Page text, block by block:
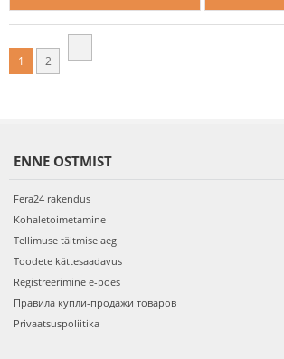
1 2
ENNE OSTMIST
Fera24 rakendus
Kohaletoimetamine
Tellimuse täitmise aeg
Toodete kättesaadavus
Registreerimine e-poes
Правила купли-продажи товаров
Privaatsuspoliitika